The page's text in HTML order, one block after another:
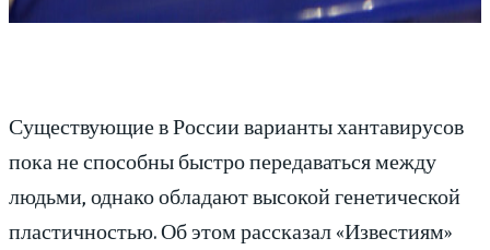
Существующие в России варианты хантавирусов
пока не способны быстро передаваться между
людьми, однако обладают высокой генетической
пластичностью. Об этом рассказал «Известиям»